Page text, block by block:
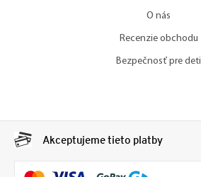
O nás
Recenzie obchodu
Bezpečnosť pre deti
Akceptujeme tieto platby